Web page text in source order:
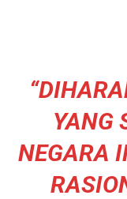
YANG
NEGARA